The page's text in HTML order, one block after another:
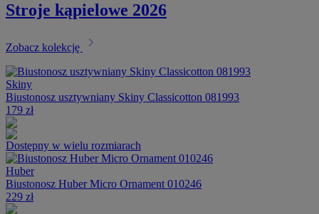
Stroje kąpielowe 2026
Zobacz kolekcję chevron_right
Skiny
Biustonosz usztywniany Skiny Classicotton 081993
179 zł
Dostępny w wielu rozmiarach
Huber
Biustonosz Huber Micro Ornament 010246
229 zł